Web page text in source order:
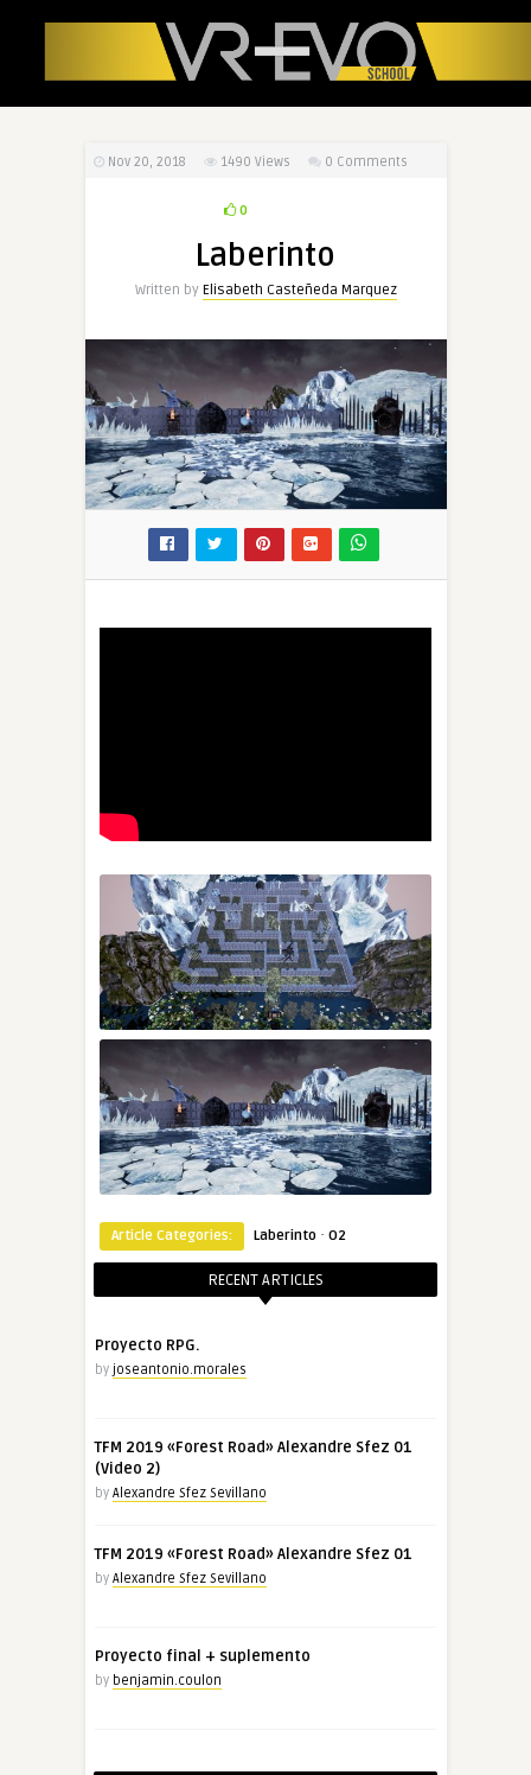
Nov 20, 2018 1490 Views 0 Comments
0
Laberinto
Written by Elisabeth Casteñeda Marquez
Article Categories: Laberinto · O2
RECENT ARTICLES
Proyecto RPG.
by joseantonio.morales
TFM 2019 «Forest Road» Alexandre Sfez 01
(Video 2)
by Alexandre Sfez Sevillano
TFM 2019 «Forest Road» Alexandre Sfez 01
by Alexandre Sfez Sevillano
Proyecto final + suplemento
by benjamin.coulon